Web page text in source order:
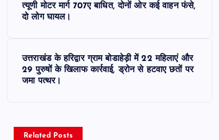
v
त्यूणी मोटर मार्ग 707ए बाधित, दोनों ओर कई वाहन फंसे,
दो लोग घायल।
उत्तराखंड के हरिद्वार ग्राम बोडाहेड़ी में 22 महिलाएं और
29 पुरुषों के खिलाफ कार्रवाई, ड्रोन से हटवाए छतों पर
जमा पत्थर।
Related Posts